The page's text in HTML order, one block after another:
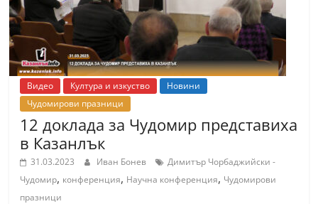
г
р
а
–
k
a
z
a
n
Видео Култура и изкуство
Новини
Чудомирови празници
12 доклада за Чудомир представиха
в Казанлък
31.03.2023 Иван Бонев
Димитър Чорбаджийски -
Чудомир, конференция, Научна конференция, Чудомирови
празници